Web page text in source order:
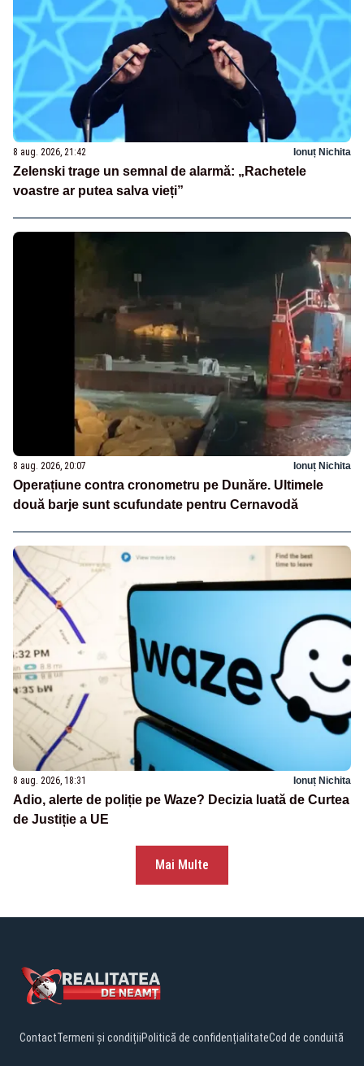
8 aug. 2026, 21:42 Ionuț Nichita
Zelenski trage un semnal de alarmă: „Rachetele
voastre ar putea salva vieți”
8 aug. 2026, 20:07 Ionuț Nichita
Operațiune contra cronometru pe Dunăre. Ultimele
două barje sunt scufundate pentru Cernavodă
8 aug. 2026, 18:31 Ionuț Nichita
Adio, alerte de poliție pe Waze? Decizia luată de Curtea
de Justiție a UE
Mai Multe
ContactTermeni și condițiiPolitică de confidențialitateCod de conduită